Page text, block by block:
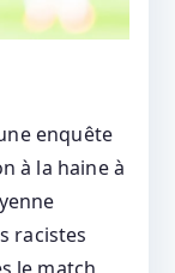
enquête
à la haine à
racistes